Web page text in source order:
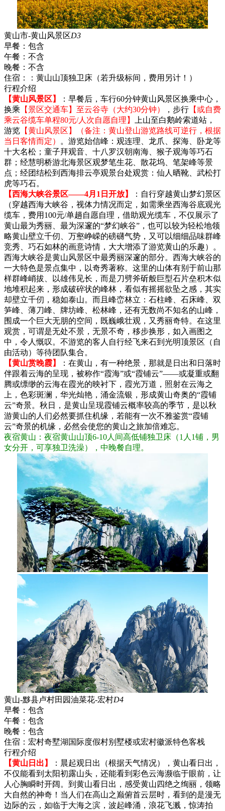
黄山市-黄山风景区D3
早餐： 包含
午餐： 不含
晚餐： 不含
住宿：
：黄山山顶独卫床（若升级标间，费用另计！）
行程介绍
【黄山风景区】
：早餐后，车行60分钟黄山风景区换乘中心，
换乘 【景区交通车】至云谷寺（大约30分钟） ，步行 【或自费
乘云谷缆车单程80元/人次自愿自理】
上山至白鹅岭索道站，
游览 【黄山风景区】（备注：黄山登山游览路线可逆行，根据
当日客情而定）
。游览始信峰：观连理、龙爪、探海、卧龙等
十大名松；童子拜观音、十八罗汉朝南海、猴子观海等巧石
群；经慧明桥游北海景区观梦笔生花、散花坞、笔架峰等景
点；经团结松到西海排云亭观景台处观赏：仙人晒靴、武松打
虎等巧石。
【西海大峡谷景区——4月1日开放】
：自行穿越黄山梦幻景区
（穿越西海大峡谷，视体力情况而定，如需乘坐西海谷底观光
缆车，费用100元/单趟自愿自理，借助观光缆车，不仅展示了
黄山最为秀丽、最为深邃的“梦幻峡谷”，也可以较为轻松地领
略黄山壁立千仞、万壑峥嵘的磅礴气势，又可以细细品味群峰
竞秀、巧石如林的画意诗情，大大增添了游览黄山的乐趣）。
西海大峡谷是黄山风景区中最秀丽深邃的部分。西海大峡谷的
一大特色是景点集中，以奇秀著称。这里的山体有别于前山那
样群峰峭拔、以雄伟见长，而是刀劈斧斫般巨型石片垒积木似
地堆积起来，形成破碎状的峰林，看似有摇摇欲坠之感，其实
却壁立千仞，稳如泰山。而且峰峦林立：石柱峰、石床峰、双
笋峰、薄刀峰、牌坊峰、松林峰，还有无数尚不知名的山峰，
围成一个巨大无朋的空间，既巍峨壮观，又秀丽奇特。在这里
观赏，可谓是无处不景，无景不奇，移步换形，如入画图之
中，令人慨叹。不游览的客人自行经飞来石到光明顶景区（自
由活动）等待团队集合。
【黄山赏晚霞】
：在黄山，有一种绝景，那就是日出和日落时
伴跟着云海的呈现，被称作“霞海”或“霞铺云”——或凝重或翻
腾或缥缈的云海在霞光的映衬下，霞光万道，照射在云海之
上，色彩斑澜，华光灿艳，涌金流银，形成黄山奇奥的“霞铺
云”奇景。秋日，是黄山呈现霞铺云概率较高的季节，是以秋
游黄山的人们必然要抓住机缘，若能有一次不雅鉴赏“霞铺
云”奇景的机缘，必然会使您的黄山之旅加倍难忘。
夜宿黄山：夜宿黄山山顶6-10人间高低铺独卫床（1人1铺，男
女分开，可享独卫洗澡），中晚餐自理。
黄山-黟县卢村田园油菜花-宏村D4
早餐： 包含
午餐： 包含
晚餐： 包含
住宿： 宏村奇墅湖国际度假村别墅楼或宏村徽派特色客栈
行程介绍
【黄山日出】
：晨起观日出（根据天气情况），黄山看日出，
不仅能看到太阳初露山头，还能看到彩色云海濒临于眼前，让
人心胸瞬时开阔。到黄山看日出，感受黄山四绝之绚丽，领略
大自然的神奇！当人们在高山之巅俯首云层时，看到的是漫无
边际的云，如临于大海之滨，波起峰涌，浪花飞溅，惊涛拍